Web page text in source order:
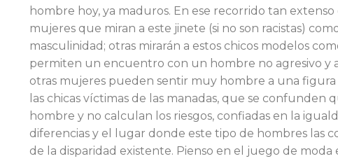
hombre hoy, ya maduros. En ese recorrido tan
mujeres que miran a este jinete (si no son racistas)
masculinidad; otras mirarán a estos chi­cos modelos
permiten un encuentro con un hombre no agresivo y
otras mujeres pueden sentir muy hom­bre a una figura
las chicas víctimas de las mana­das, que se confunden
hombre y no calculan los ries­gos, confiadas en la
diferencias y el lugar donde este tipo de hombres las
de la disparidad existente. Pienso en el juego de moda